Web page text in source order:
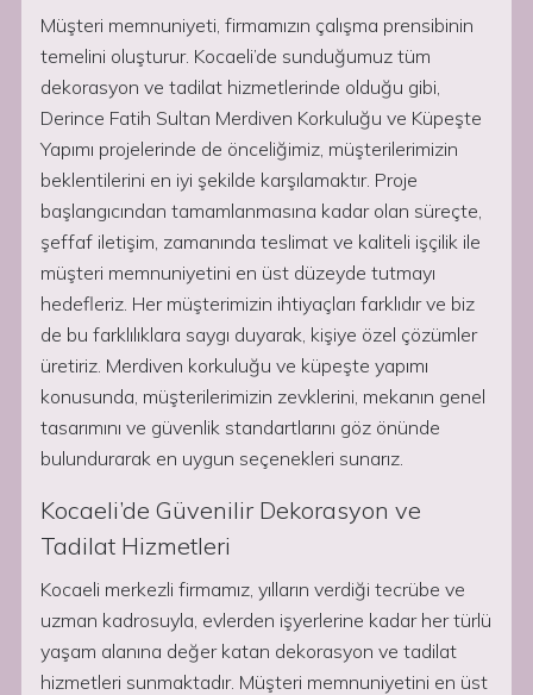
Müşteri memnuniyeti, firmamızın çalışma prensibinin
temelini oluşturur. Kocaeli’de sunduğumuz tüm
dekorasyon ve tadilat hizmetlerinde olduğu gibi,
Derince Fatih Sultan Merdiven Korkuluğu ve Küpeşte
Yapımı projelerinde de önceliğimiz, müşterilerimizin
beklentilerini en iyi şekilde karşılamaktır. Proje
başlangıcından tamamlanmasına kadar olan süreçte,
şeffaf iletişim, zamanında teslimat ve kaliteli işçilik ile
müşteri memnuniyetini en üst düzeyde tutmayı
hedefleriz. Her müşterimizin ihtiyaçları farklıdır ve biz
de bu farklılıklara saygı duyarak, kişiye özel çözümler
üretiriz. Merdiven korkuluğu ve küpeşte yapımı
konusunda, müşterilerimizin zevklerini, mekanın genel
tasarımını ve güvenlik standartlarını göz önünde
bulundurarak en uygun seçenekleri sunarız.
Kocaeli’de Güvenilir Dekorasyon ve
Tadilat Hizmetleri
Kocaeli merkezli firmamız, yılların verdiği tecrübe ve
uzman kadrosuyla, evlerden işyerlerine kadar her türlü
yaşam alanına değer katan dekorasyon ve tadilat
hizmetleri sunmaktadır. Müşteri memnuniyetini en üst